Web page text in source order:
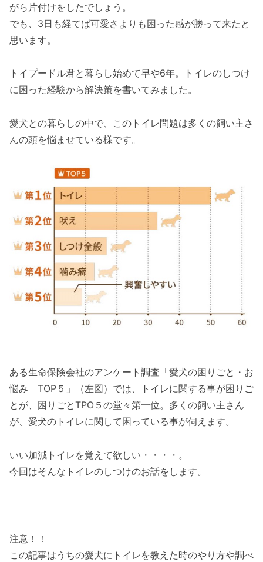
がら片付けをしたでしょう。
でも、3日も経てば可愛さよりも困った感が勝って来たと
思います。
トイプードル君と暮らし始めて早や6年。トイレのしつけ
に困った経験から解決策を書いてみました。
愛犬との暮らしの中で、このトイレ問題は多くの飼い主さ
んの頭を悩ませている様です。
ある生命保険会社のアンケート調査「愛犬の困りごと・お
悩み TOP５」（左図）では、トイレに関する事が困りご
とが、困りごとTPO５の堂々第一位。多くの飼い主さん
が、愛犬のトイレに関して困っている事が伺えます。
いい加減トイレを覚えて欲しい・・・・。
今回はそんなトイレのしつけのお話をします。
注意！！
この記事はうちの愛犬にトイレを教えた時のやり方や調べ